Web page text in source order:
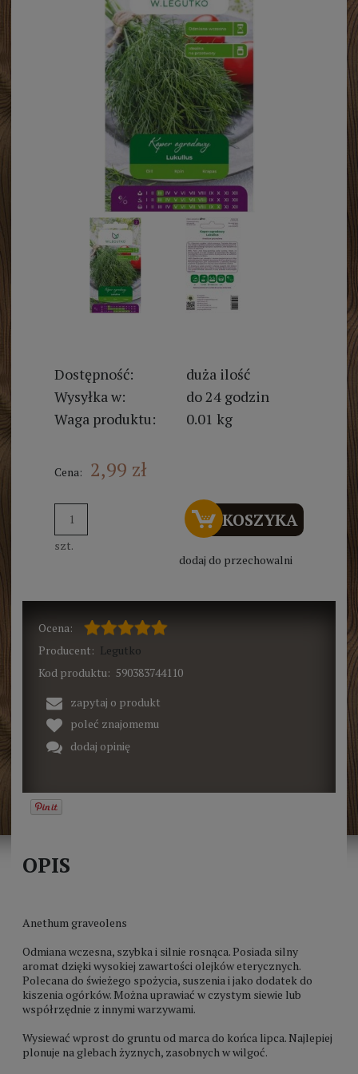
Dostępność:
duża ilość
Wysyłka w:
do 24 godzin
Waga produktu:
0.01 kg
Cena: 2,99 zł
szt.
DO KOSZYKA
dodaj do przechowalni
Ocena:
Producent: Legutko
Kod produktu: 590383744110
zapytaj o produkt
poleć znajomemu
dodaj opinię
OPIS
Anethum graveolens
Odmiana wczesna, szybka i silnie rosnąca. Posiada silny
aromat dzięki wysokiej zawartości olejków eterycznych.
Polecana do świeżego spożycia, suszenia i jako dodatek do
kiszenia ogórków. Można uprawiać w czystym siewie lub
współrzędnie z innymi warzywami.
Wysiewać wprost do gruntu od marca do końca lipca. Najlepiej
plonuje na glebach żyznych, zasobnych w wilgoć.